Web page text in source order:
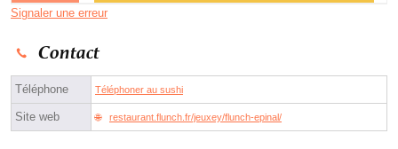
Signaler une erreur
Contact
Téléphone Téléphoner au sushi
Site web restaurant.flunch.fr/jeuxey/flunch-epinal/